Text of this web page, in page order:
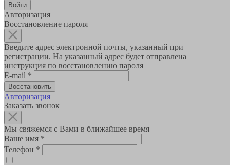
Авторизация
Восстановление пароля
Введите адрес электронной почты, указанный при
регистрации. На указанный адрес будет отправлена
инструкция по восстановлению пароля
E-mail *
Авторизация
Заказать звонок
Мы свяжемся с Вами в ближайшее время
Ваше имя *
Телефон *